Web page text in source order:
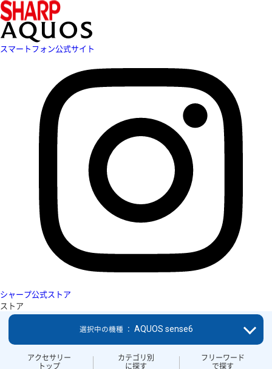
スマートフォン公式サイト
シャープ公式ストア
ストア
アクセサリー
トップ
カテゴリ別
に探す
フリーワード
で探す
選択中の機種 ： AQUOS sense6